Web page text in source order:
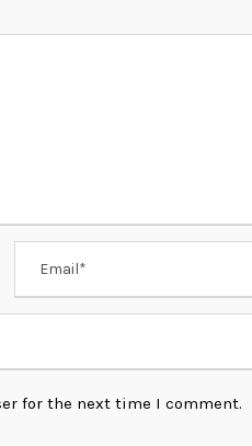
for the next time I comment.